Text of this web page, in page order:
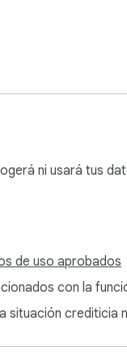
contraseñas
tus
tus cuentas
ni usará tus
de uso aprobados
con la
situación